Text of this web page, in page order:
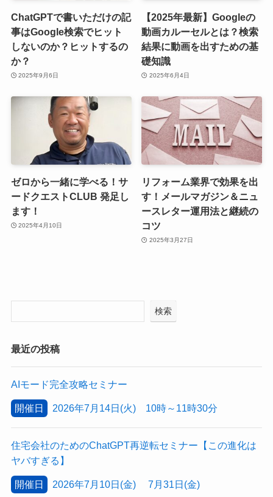
ChatGPTで書いただけの記
事はGoogle検索でヒット
しないのか？ヒットするの
か？
2025年9月6日
【2025年最新】Googleの
動画カルーセルとは？検索
結果に動画を出すための基
礎知識
2025年6月4日
ゼロから一緒に学べる！サ
ードクエストCLUB 発足し
ます！
2025年4月10日
リフォーム業界で効果を出
す！メールマガジン＆ニュ
ースレター運用法と継続の
コツ
2025年3月27日
検索
最近の投稿
AIモード完全攻略セミナー
開催日 2026年7月14日(火) 10時～11時30分
住宅会社のためのChatGPT再逆転セミナー【この進化は
ヤバすぎる】
開催日 2026年7月10日(金) 7月31日(金)